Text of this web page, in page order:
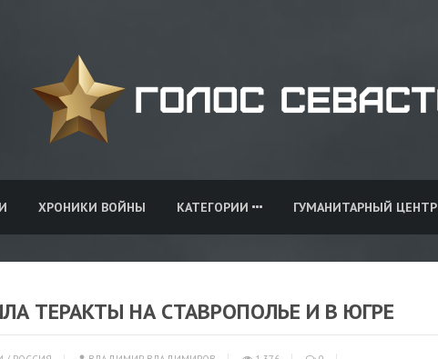
ХРОНИКИ ВОЙНЫ КАТЕГОРИИ ГУМАНИТАРНЫЙ ЦЕНТР
ТЕРАКТЫ НА СТАВРОПОЛЬЕ И В ЮГРЕ